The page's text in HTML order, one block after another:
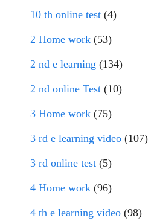
10 th online test (4)
2 Home work (53)
2 nd e learning (134)
2 nd online Test (10)
3 Home work (75)
3 rd e learning video (107)
3 rd online test (5)
4 Home work (96)
4 th e learning video (98)